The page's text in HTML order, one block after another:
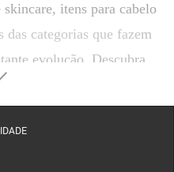
itens para cabelo
das categorias que fazem
evolução. Descubra
ao máximo os principais
marcas de destaque